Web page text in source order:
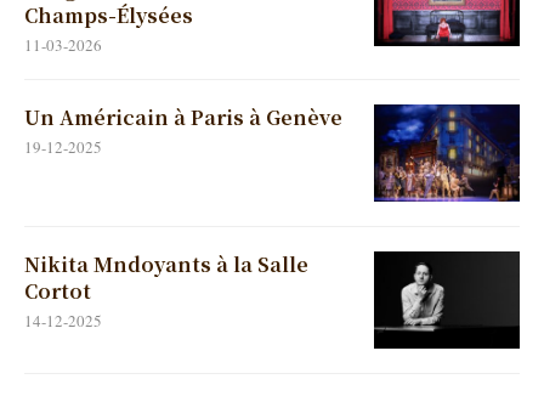
Champs-Élysées
11-03-2026
Un Américain à Paris à Genève
19-12-2025
Nikita Mndoyants à la Salle
Cortot
14-12-2025